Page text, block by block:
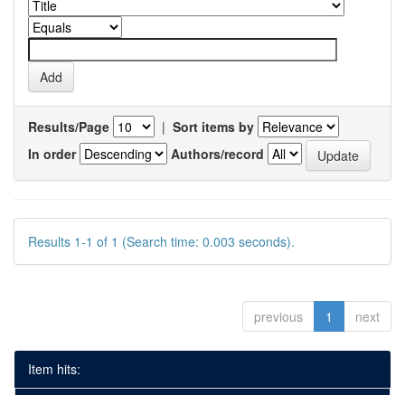
Results/Page | Sort items by
In order
Authors/record
Results 1-1 of 1 (Search time: 0.003 seconds).
previous 1 next
Item hits: